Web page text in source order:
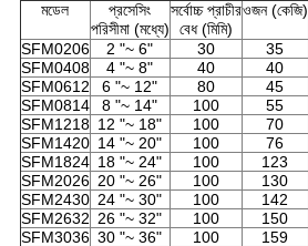
মডেল
প্রসেসিং
পরিসীমা (মধ্যে)
সর্বোচ্চ প্রাচীর
বেধ (মিমি)
ওজন (কেজি)
SFM0206 2 "~ 6" 30 35
SFM0408 4 "~ 8" 40
40
SFM0612
6 "~ 12" 80
45
SFM0814
8 "~ 14" 100
55
SFM1218 12 "~ 18" 100
70
SFM1420 14 "~ 20" 100 76
SFM1824 18 "~ 24" 100
123
SFM2026 20 "~ 26" 100
130
SFM2430 24 "~ 30" 100
142
SFM2632 26 "~ 32" 100
150
SFM3036 30 "~ 36" 100
159